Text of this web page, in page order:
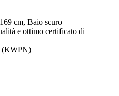
cm, Baio scuro
e ottimo certificato di
(KWPN)